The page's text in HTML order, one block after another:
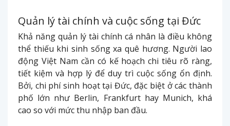
Quản lý tài chính và cuộc sống tại Đức
Khả năng quản lý tài chính cá nhân là điều không
thể thiếu khi sinh sống xa quê hương. Người lao
động Việt Nam cần có kế hoạch chi tiêu rõ ràng,
tiết kiệm và hợp lý để duy trì cuộc sống ổn định.
Bởi, chi phí sinh hoạt tại Đức, đặc biệt ở các thành
phố lớn như Berlin, Frankfurt hay Munich, khá
cao so với mức thu nhập ban đầu.